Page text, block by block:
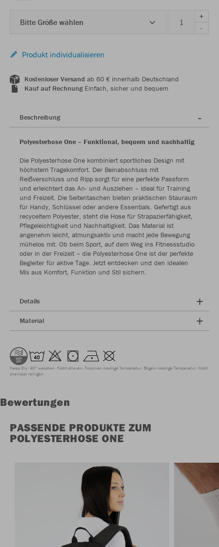
Bitte Größe wählen
+
-
Produkt individualisieren
Kostenloser Versand ab 60 € innerhalb Deutschland
Kauf auf RechnungEinfach, sicher und bequem
Beschreibung
Polyesterhose One – Funktional, bequem und nachhaltig
Die Polyesterhose One kombiniert sportliches Design mit
höchstem Tragekomfort. Der Beinabschluss mit
Reißverschluss und Ripp sorgt für eine perfekte Passform
und erleichtert das An- und Ausziehen – ideal für Training
und Freizeit. Die Seitentaschen bieten praktischen Stauraum
für Handy, Schlüssel oder andere Essentials. Gefertigt aus
recyceltem Polyester, steht die Hose für Strapazierfähigkeit,
Pflegeleichtigkeit und Nachhaltigkeit. Das Material ist
angenehm leicht, atmungsaktiv und macht jede Bewegung
mühelos mit. Ob beim Sport, auf dem Weg ins Fitnessstudio
oder in der Freizeit – die Polyesterhose One ist der perfekte
Begleiter für aktive Tage. Jetzt entdecken und den idealen
Mix aus Komfort, Funktion und Stil sichern.
Details
Material
Keep Dry 40° waschen Nicht chloren Trocknen niedrige Temperatur Bügeln niedrige Temperatur Nicht
chemisch reinigen
Bewertungen
PASSENDE PRODUKTE ZUM
POLYESTERHOSE ONE